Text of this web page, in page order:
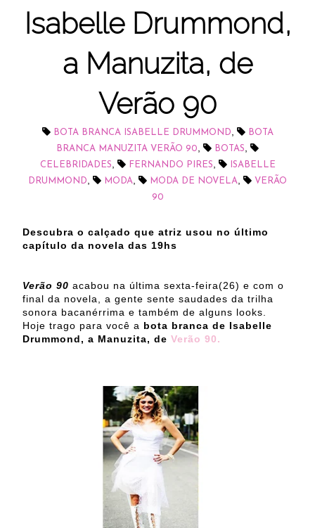
Isabelle Drummond,
a Manuzita, de
Verão 90
BOTA BRANCA ISABELLE DRUMMOND,
BOTA
BRANCA MANUZITA VERÃO 90, BOTAS,
CELEBRIDADES, FERNANDO PIRES,
ISABELLE
DRUMMOND, MODA, MODA DE NOVELA,
VERÃO
90
Descubra o calçado que atriz usou no último
capítulo da novela das 19hs
Verão 90 acabou na última sexta-feira(26) e com o
final da novela, a gente sente saudades da trilha
sonora bacanérrima e também de alguns looks.
Hoje trago para você a bota branca de Isabelle
Drummond, a Manuzita, de Verão 90.